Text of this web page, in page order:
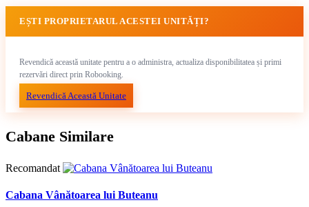
EȘTI PROPRIETARUL ACESTEI UNITĂȚI?
Revendică această unitate pentru a o administra, actualiza disponibilitatea și primi
rezervări direct prin Robooking.
Revendică Această Unitate
Cabane Similare
Recomandat
Cabana Vânătoarea lui Buteanu